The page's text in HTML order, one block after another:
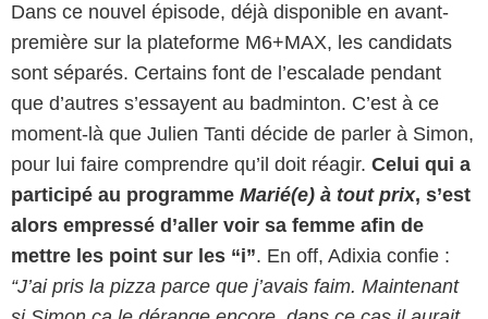
Dans ce nouvel épisode, déjà disponible en avant-
première sur la plateforme M6+MAX, les candidats
sont séparés. Certains font de l’escalade pendant
que d’autres s’essayent au badminton. C’est à ce
moment-là que Julien Tanti décide de parler à Simon,
pour lui faire comprendre qu’il doit réagir. Celui qui a
participé au programme Marié(e) à tout prix, s’est
alors empressé d’aller voir sa femme afin de
mettre les point sur les “i”. En off, Adixia confie :
“J’ai pris la pizza parce que j’avais faim. Maintenant